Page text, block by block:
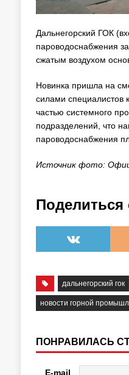
Дальнегорский ГОК
пароводоснабжения
сжатым воздухом
Новинка пришла на
силами специалистов
частью системного
подразделений, что
пароводоснабжения
Источник фото:
Поделиться
дальнегорский гок
новости горной
ПОНРАВИЛАСЬ
E-mail